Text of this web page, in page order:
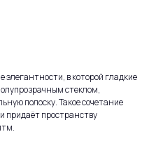
элегантности, в которой гладкие
стеклом,
полоску. Такое сочетание
придаёт пространству